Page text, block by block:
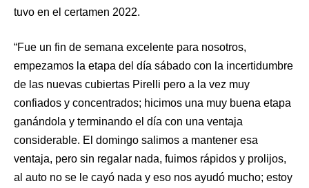
tuvo en el certamen 2022.
“Fue un fin de semana excelente para nosotros,
empezamos la etapa del día sábado con la incertidumbre
de las nuevas cubiertas Pirelli pero a la vez muy
confiados y concentrados; hicimos una muy buena etapa
ganándola y terminando el día con una ventaja
considerable. El domingo salimos a mantener esa
ventaja, pero sin regalar nada, fuimos rápidos y prolijos,
al auto no se le cayó nada y eso nos ayudó mucho; estoy